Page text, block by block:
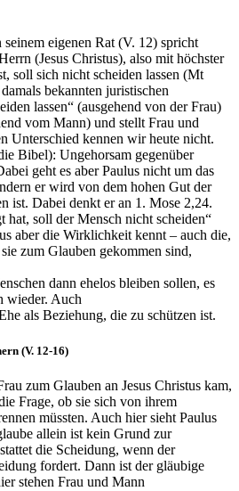
eigenen Rat (V. 12) spricht
(Jesus Christus), also mit höchster
soll sich nicht scheiden lassen (Mt
bekannten juristischen
lassen“ (ausgehend von der Frau)
vom Mann) und stellt Frau und
Unterschied kennen wir heute nicht.
Bibel): Ungehorsam gegenüber
geht es aber Paulus nicht um das
er wird von dem hohen Gut der
ist. Dabei denkt er an 1. Mose 2,24.
hat, soll der Mensch nicht scheiden“
aber die Wirklichkeit kennt – auch die,
zum Glauben gekommen sind,
dann ehelos bleiben sollen, es
wieder. Auch
als Beziehung, die zu schützen ist.
(V. 12-16)
zum Glauben an Jesus Christus kam,
Frage, ob sie sich von ihrem
müssten. Auch hier sieht Paulus
allein ist kein Grund zur
die Scheidung, wenn der
fordert. Dann ist der gläubige
stehen Frau und Mann